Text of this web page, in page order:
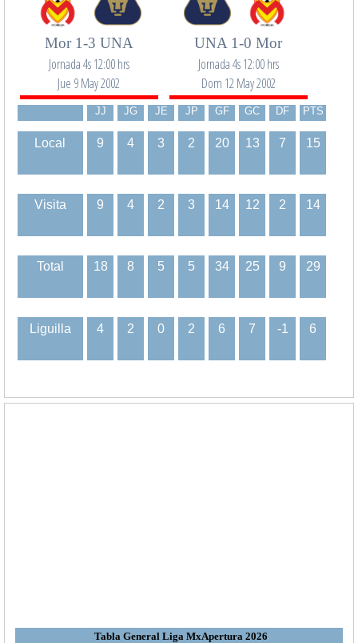
Mor 1-3 UNA
Jornada 4s 12:00 hrs
Jue 9 May 2002
UNA 1-0 Mor
Jornada 4s 12:00 hrs
Dom 12 May 2002
JJ JG JE JP GF GC DF PTS
Local 9 4 3 2 20 13 7 15
Visita 9 4 2 3 14 12 2 14
Total 18 8 5 5 34 25 9 29
Liguilla 4 2 0 2 6 7 -1 6
Tabla General Liga MxApertura 2026